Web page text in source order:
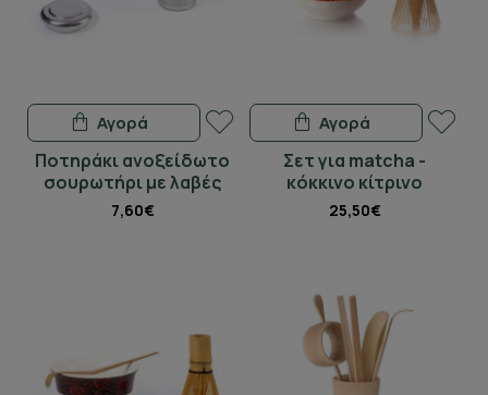
Ποτηράκι ανοξείδωτο
σουρωτήρι με λαβές
7,60€
Αγορά
Σετ για matcha -
κόκκινο κίτρινο
25,50€
Αγορά